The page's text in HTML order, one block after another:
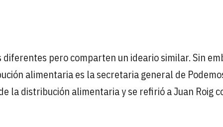
pero comparten un ideario similar. Sin
alimentaria es la secretaria general de
la distribución alimentaria y se refirió a Juan Roig